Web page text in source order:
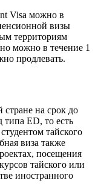
Visa можно в
визы
территориям
можно в течение 1
продлевать.
стране на срок до
ED, то есть
тайского
виза также
посещения
тайского или
иностранного